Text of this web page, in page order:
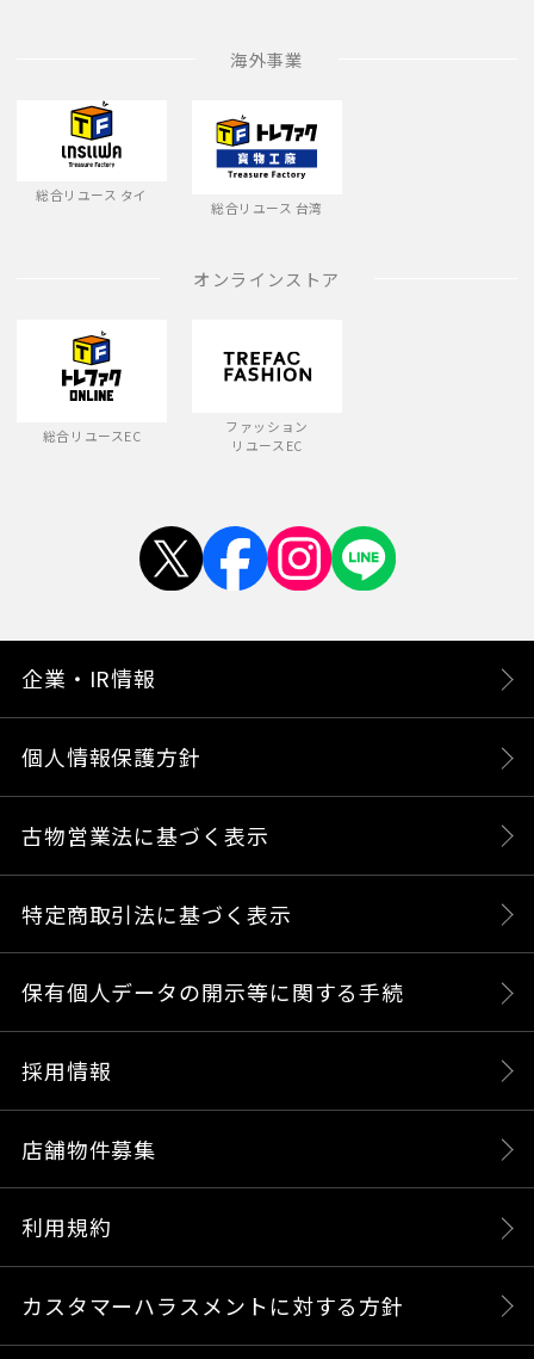
海外事業
総合リユース タイ
総合リユース 台湾
オンラインストア
総合リユースEC
ファッション
リユースEC
企業・IR情報
個人情報保護方針
古物営業法に基づく表示
特定商取引法に基づく表示
保有個人データの開示等に関する手続
採用情報
店舗物件募集
利用規約
カスタマーハラスメントに対する方針